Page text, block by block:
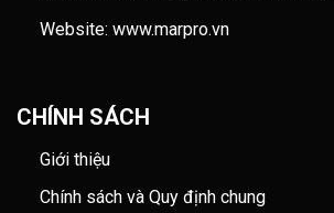
Website: www.marpro.vn
CHÍNH SÁCH
Giới thiệu
Chính sách và Quy định chung